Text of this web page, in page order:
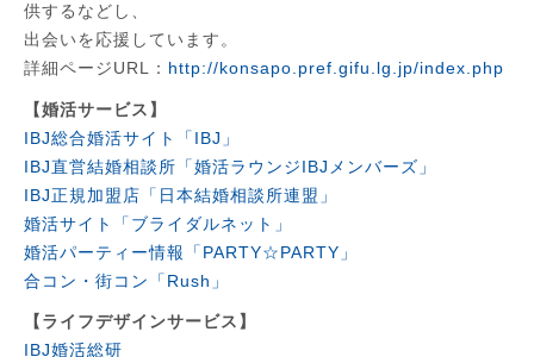
供するなどし、
出会いを応援しています。
詳細ページURL： http://konsapo.pref.gifu.lg.jp/index.php
【婚活サービス】
IBJ総合婚活サイト「IBJ」
IBJ直営結婚相談所「婚活ラウンジIBJメンバーズ」
IBJ正規加盟店「日本結婚相談所連盟」
婚活サイト「ブライダルネット」
婚活パーティー情報「PARTY☆PARTY」
合コン・街コン「Rush」
【ライフデザインサービス】
IBJ婚活総研